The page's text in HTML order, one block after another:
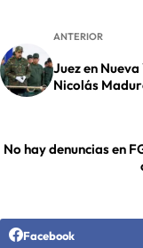
ANTERIOR
Juez en
Nicolás
No hay denuncias en
Facebook